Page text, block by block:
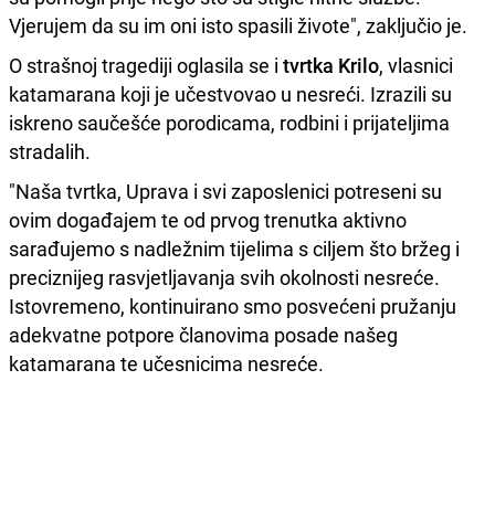
Vjerujem da su im oni isto spasili živote", zaključio je.
O strašnoj tragediji oglasila se i tvrtka Krilo, vlasnici
katamarana koji je učestvovao u nesreći. Izrazili su
iskreno saučešće porodicama, rodbini i prijateljima
stradalih.
"Naša tvrtka, Uprava i svi zaposlenici potreseni su
ovim događajem te od prvog trenutka aktivno
sarađujemo s nadležnim tijelima s ciljem što bržeg i
preciznijeg rasvjetljavanja svih okolnosti nesreće.
Istovremeno, kontinuirano smo posvećeni pružanju
adekvatne potpore članovima posade našeg
katamarana te učesnicima nesreće.